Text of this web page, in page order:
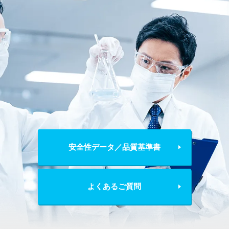
安全性データ／品質基準書
よくあるご質問